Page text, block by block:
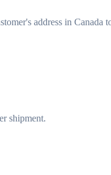
address in Canada
shipment.